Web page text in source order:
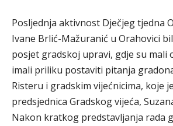
Posljednja aktivnost Dječjeg tjedna
Ivane Brlić-Mažuranić u Orahovici
posjet gradskoj upravi, gdje su mali
imali priliku postaviti pitanja
Risteru i gradskim vijećnicima, koje
predsjednica Gradskog vijeća,
Nakon kratkog predstavljanja rada